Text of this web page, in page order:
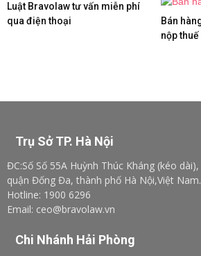
Luật Bravolaw tư vấn miễn phí
qua điện thoại
Bán
nộp thuế
Trụ Sở TP. Hà Nội
ĐC:Số Số 55A Huỳnh Thúc Kháng (kéo
quận Đống Đa, thành phố Hà Nội,Việt Nam.
Hotline: 1900 6296
Email: ceo@bravolaw.vn
Chi Nhánh Hải Phòng